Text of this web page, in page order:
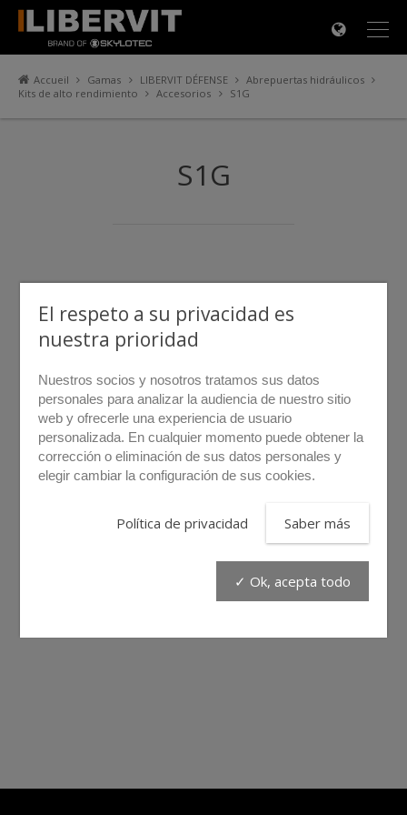
Accueil Gamas LIBERVIT DÉFENSE
Abrepuertas hidráulicos
Kits de alto rendimiento
Accesorios S1G
S1G
×
El respeto a su privacidad es
nuestra prioridad
Nuestros socios y nosotros tratamos sus datos
personales para analizar la audiencia de nuestro sitio
web y ofrecerle una experiencia de usuario
personalizada. En cualquier momento puede obtener la
corrección o eliminación de sus datos personales y
elegir cambiar la configuración de sus cookies.
Política de privacidad Saber más
✓ Ok, acepta todo